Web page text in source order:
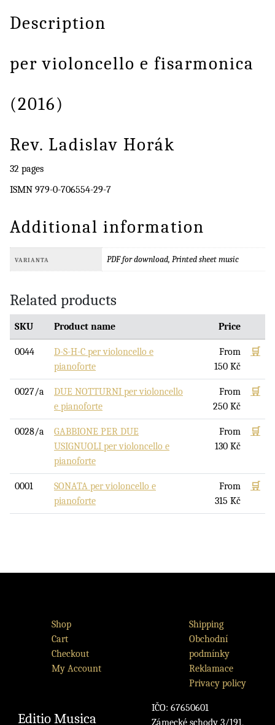
Description
per violoncello e fisarmonica
(2016)
Rev. Ladislav Horák
32 pages
ISMN 979-0-706554-29-7
Additional information
VARIANTA PDF for download, Printed sheet music
Related products
SKU Product name Price
0044
D-S-H-C per violoncello e
pianoforte
From
150 Kč
🛒
0027/a
DUE NOTTURNI per violoncello
e pianoforte
From
250 Kč
🛒
0028/a
GABBIONE PER DUE
USIGNUOLI per violoncello e
pianoforte
From
130 Kč
🛒
0001
SONATA per violoncello e
pianoforte
From
315 Kč
🛒
Shop
Cart
Checkout
My Account
Shipping
Obchodní
podmínky
Reklamace
Privacy policy
Editio Musica
IČO: 67650601